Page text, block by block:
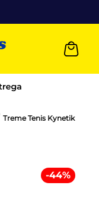
Treme Tenis Kynetik
-44%